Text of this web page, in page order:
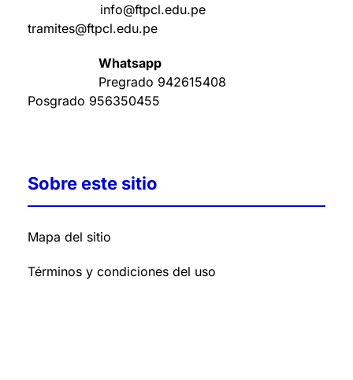
info@ftpcl.edu.pe
tramites@ftpcl.edu.pe
Whatsapp
Pregrado 942615408
Posgrado 956350455
Sobre este sitio
Mapa del sitio
Términos y condiciones del uso